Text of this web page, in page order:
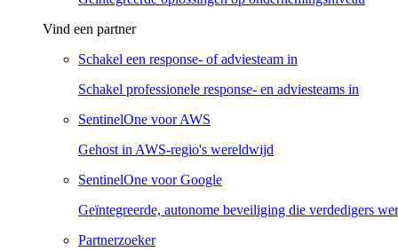
Vind een partner
Schakel een response- of adviesteam in
Schakel professionele response- en adviesteams in
SentinelOne voor AWS
Gehost in AWS-regio's wereldwijd
SentinelOne voor Google
Geïntegreerde, autonome beveiliging die verdedigers
Partnerzoeker